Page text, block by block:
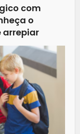
com
o
arrepiar